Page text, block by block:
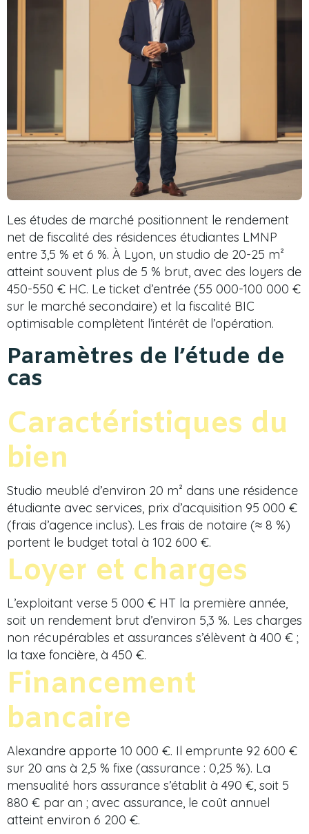
Les études de marché positionnent le rendement
net de fiscalité des résidences étudiantes LMNP
entre 3,5 % et 6 %. À Lyon, un studio de 20-25 m²
atteint souvent plus de 5 % brut, avec des loyers de
450-550 € HC. Le ticket d’entrée (55 000-100 000 €
sur le marché secondaire) et la fiscalité BIC
optimisable complètent l’intérêt de l’opération.
Paramètres de l’étude de
cas
Caractéristiques du
bien
Studio meublé d’environ 20 m² dans une résidence
étudiante avec services, prix d’acquisition 95 000 €
(frais d’agence inclus). Les frais de notaire (≈ 8 %)
portent le budget total à 102 600 €.
Loyer et charges
L’exploitant verse 5 000 € HT la première année,
soit un rendement brut d’environ 5,3 %. Les charges
non récupérables et assurances s’élèvent à 400 € ;
la taxe foncière, à 450 €.
Financement
bancaire
Alexandre apporte 10 000 €. Il emprunte 92 600 €
sur 20 ans à 2,5 % fixe (assurance : 0,25 %). La
mensualité hors assurance s’établit à 490 €, soit 5
880 € par an ; avec assurance, le coût annuel
atteint environ 6 200 €.